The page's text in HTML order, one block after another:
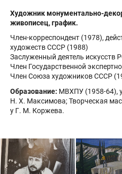
Художник монументально-
живописец, график.
Член-корреспондент (1978),
художеств СССР (1988)
Заслуженный деятель искусств
Член Государственной
Член Союза художников СССР
Образование: МВХПУ (1958-64),
Н. Х. Максимова; Творческая
у Г. М. Коржева.